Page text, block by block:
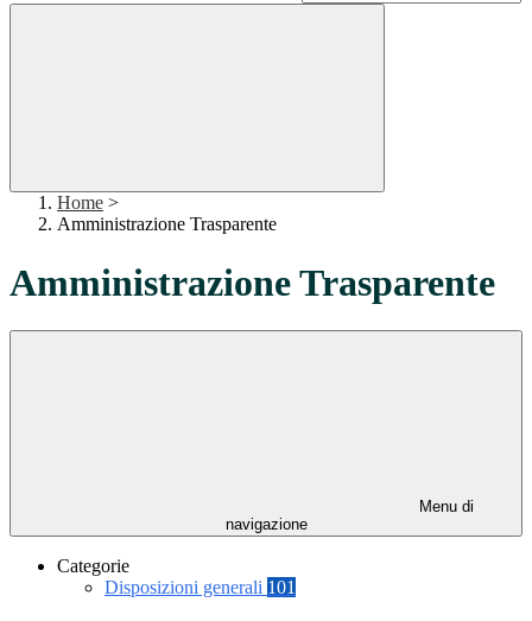
Home >
Amministrazione Trasparente
Amministrazione Trasparente
Menu di
navigazione
Categorie
Disposizioni generali 101